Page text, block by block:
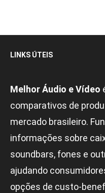
LINKS ÚTEIS
Melhor Áudio e Vídeo
comparativos de
mercado brasileiro.
informações sobre
soundbars, fones e
ajudando
opções de custo-